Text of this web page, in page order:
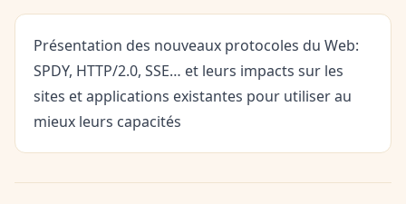
Présentation des nouveaux protocoles du Web:
SPDY, HTTP/2.0, SSE… et leurs impacts sur les
sites et applications existantes pour utiliser au
mieux leurs capacités